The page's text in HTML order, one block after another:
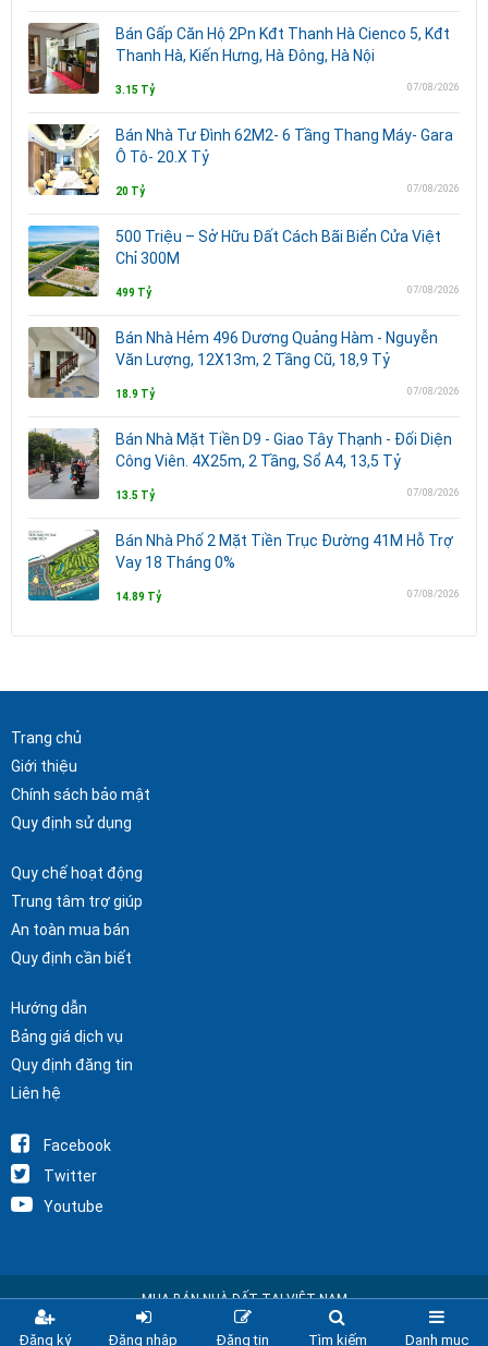
Đăng ký Đăng nhập Đăng tin Tìm kiếm Danh mục
Bán Gấp Căn Hộ 2Pn Kđt Thanh Hà Cienco 5, Kđt
Thanh Hà, Kiến Hưng, Hà Đông, Hà Nội
3.15 Tỷ 07/08/2026
Bán Nhà Tư Đình 62M2- 6 Tầng Thang Máy- Gara
Ô Tô- 20.X Tỷ
20 Tỷ 07/08/2026
500 Triệu – Sở Hữu Đất Cách Bãi Biển Cửa Việt
Chỉ 300M
499 Tỷ 07/08/2026
Bán Nhà Hẻm 496 Dương Quảng Hàm - Nguyễn
Văn Lượng, 12X13m, 2 Tầng Cũ, 18,9 Tỷ
18.9 Tỷ 07/08/2026
Bán Nhà Mặt Tiền D9 - Giao Tây Thạnh - Đối Diện
Công Viên. 4X25m, 2 Tầng, Sổ A4, 13,5 Tỷ
13.5 Tỷ 07/08/2026
Bán Nhà Phố 2 Mặt Tiền Trục Đường 41M Hỗ Trợ
Vay 18 Tháng 0%
14.89 Tỷ 07/08/2026
Trang chủ
Giới thiệu
Chính sách bảo mật
Quy định sử dụng
Quy chế hoạt động
Trung tâm trợ giúp
An toàn mua bán
Quy định cần biết
Hướng dẫn
Bảng giá dịch vụ
Quy định đăng tin
Liên hệ
Facebook
Twitter
Youtube
MUA BÁN NHÀ ĐẤT TẠI VIỆT NAM
Copyright © 2025 Nhà Đất Alo